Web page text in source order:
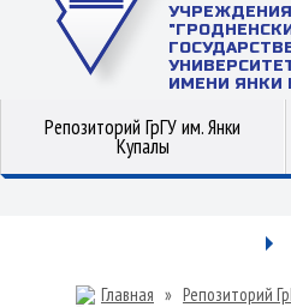
ИМЕНИ ЯНКИ
Репозиторий ГрГУ им. Янки
Купалы
Главная » Репозиторий